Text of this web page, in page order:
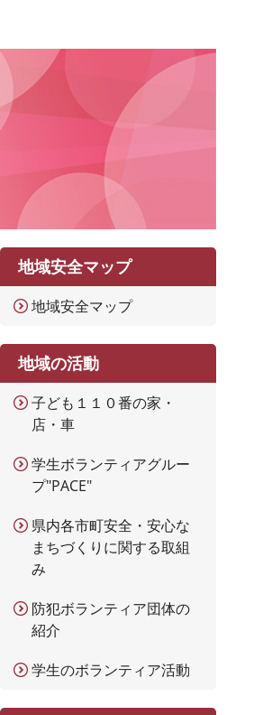
地域安全マップ
地域安全マップ
地域の活動
子ども１１０番の家・
店・車
学生ボランティアグルー
プ"PACE"
県内各市町安全・安心な
まちづくりに関する取組
み
防犯ボランティア団体の
紹介
学生のボランティア活動